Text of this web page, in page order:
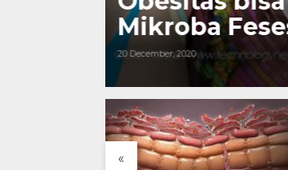
Mikroba
20 December, 2020
«